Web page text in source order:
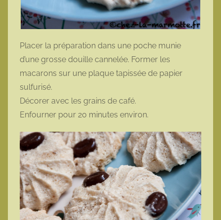
Placer la préparation dans une poche munie
d’une grosse douille cannelée. Former les
macarons sur une plaque tapissée de papier
sulfurisé.
Décorer avec les grains de café.
Enfourner pour 20 minutes environ.